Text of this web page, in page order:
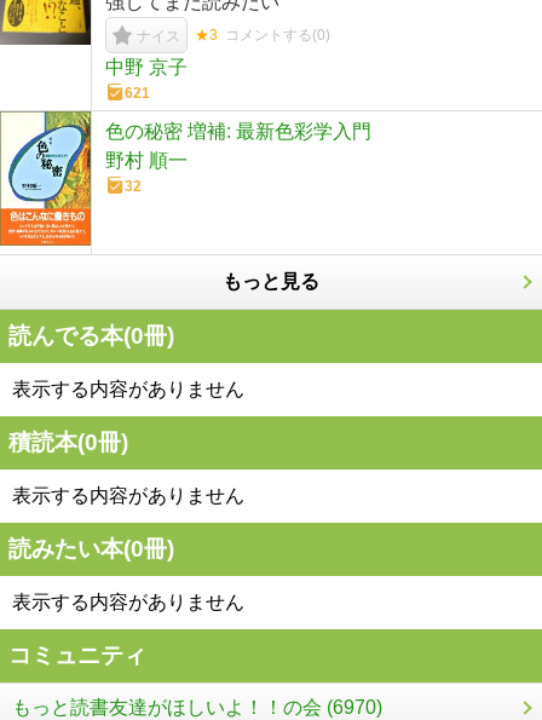
ナイス ★3 コメントする(0)
中野 京子
621
色の秘密 増補: 最新色彩学入門
野村 順一
32
もっと見る
読んでる本(0冊)
表示する内容がありません
積読本(0冊)
表示する内容がありません
読みたい本(0冊)
表示する内容がありません
コミュニティ
もっと読書友達がほしいよ！！の会 (6970)